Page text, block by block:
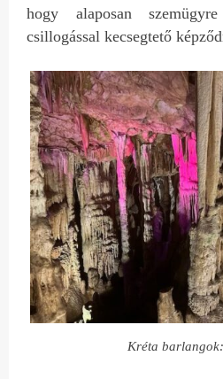
hogy alaposan
csillogással kecsegtető
Kréta